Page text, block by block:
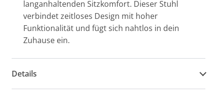
langanhaltenden Sitzkomfort. Dieser Stuhl
verbindet zeitloses Design mit hoher
Funktionalität und fügt sich nahtlos in dein
Zuhause ein.
Details